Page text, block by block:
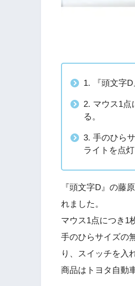
1. 『頭文字
2. マウス1点
る。
3. 手のひら
ライトを点
『頭文字D』の藤
れました。
マウス1点につき1
手のひらサイズの
り、スイッチを入
商品はトヨタ自動